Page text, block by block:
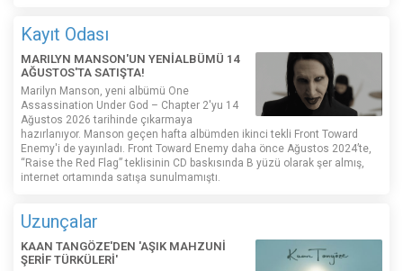
Kayıt Odası
MARILYN MANSON'UN YENİALBÜMÜ 14
AĞUSTOS'TA SATIŞTA!
Marilyn Manson, yeni albümü One
Assassination Under God – Chapter 2'yu 14
Ağustos 2026 tarihinde çıkarmaya
hazırlanıyor. Manson geçen hafta albümden ikinci tekli Front Toward
Enemy'i de yayınladı. Front Toward Enemy daha önce Ağustos 2024’te,
“Raise the Red Flag” teklisinin CD baskısında B yüzü olarak şer almış,
internet ortamında satışa sunulmamıştı.
Uzunçalar
KAAN TANGÖZE'DEN 'AŞIK MAHZUNİ
ŞERİF TÜRKÜLERİ'